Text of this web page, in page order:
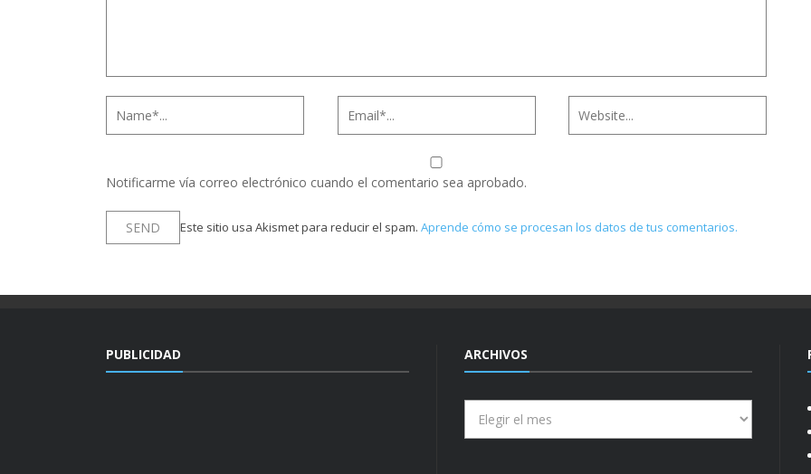
Notificarme vía correo electrónico cuando el comentario sea aprobado.
Este sitio usa Akismet para reducir el spam. Aprende cómo se procesan los datos de tus comentarios.
PUBLICIDAD ARCHIVOS